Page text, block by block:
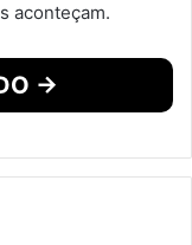
aconteçam.
→